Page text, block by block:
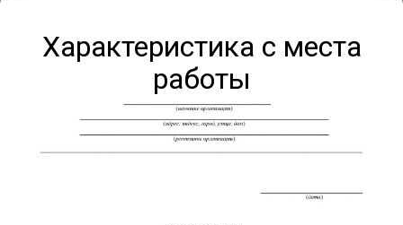
Характеристика с места
работы